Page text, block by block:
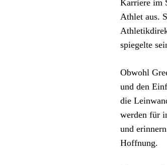
Karriere im
Athlet aus.
spiegelte
Obwohl
und den
die
werden für
und
Hoffnung.